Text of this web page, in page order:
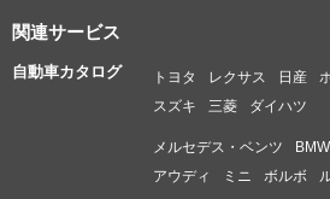
関連サービス
自動車カタログ トヨタ レクサス 日産
スズキ
三菱 ダイハツ
メルセデス・ベンツ BMW
アウディ
ミニ ボルボ